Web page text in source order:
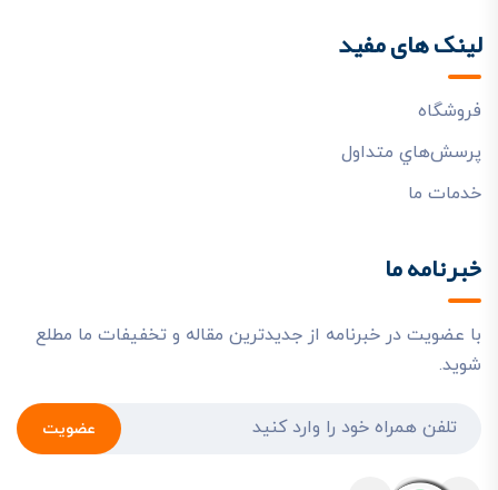
لینک های مفید
فروشگاه
پرسش‌هاي متداول
خدمات ما
خبرنامه ما
با عضویت در خبرنامه از جدیدترین مقاله و تخفیفات ما مطلع
شوید.
عضویت